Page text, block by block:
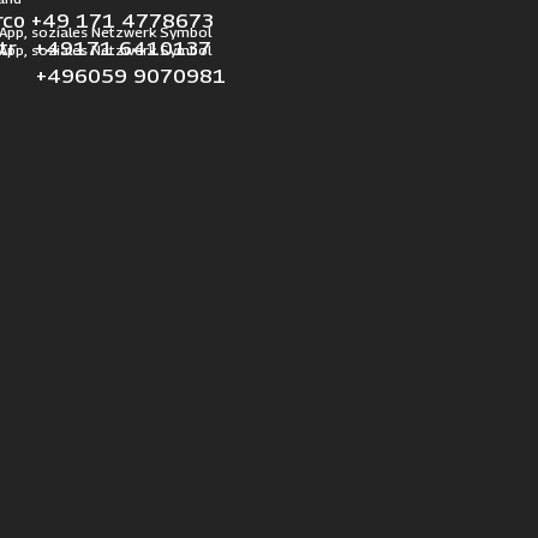
+49 171 4778673
+49171 6410137
+496059 9070981